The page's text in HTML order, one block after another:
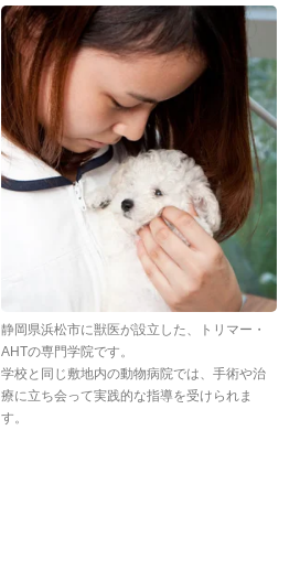
静岡県浜松市に獣医が設立した、トリマー・
AHTの専門学院です。
学校と同じ敷地内の動物病院では、手術や治
療に立ち会って実践的な指導を受けられま
す。